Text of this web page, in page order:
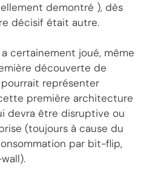
demontré ), dès
décisif était autre.
certainement joué, même
découverte de
représenter
première architecture
devra être disruptive ou
(toujours à cause du
par bit-flip,